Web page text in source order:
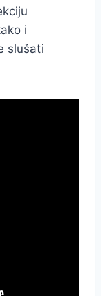
i
slušati